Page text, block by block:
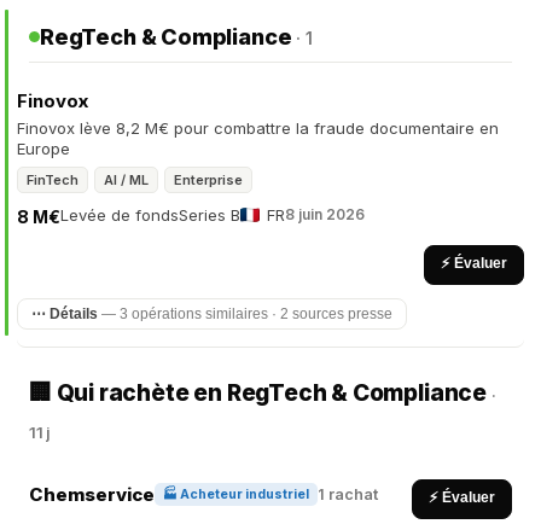
RegTech & Compliance · 1
Finovox
Finovox lève 8,2 M€ pour combattre la fraude documentaire en
Europe
FinTech AI / ML Enterprise
Levée de fonds
8 M€ Series B FR8 juin 2026
⚡ Évaluer
⋯ Détails — 3 opérations similaires · 2 sources presse
🏢 Qui rachète en RegTech & Compliance ·
11 j
Chemservice 🏭 Acheteur industriel 1 rachat ⚡ Évaluer